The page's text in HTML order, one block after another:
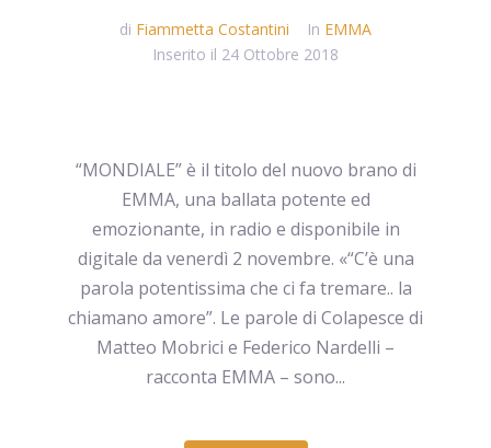
di Fiammetta Costantini In EMMA
Inserito il 24 Ottobre 2018
“MONDIALE” è il titolo del nuovo brano di
EMMA, una ballata potente ed
emozionante, in radio e disponibile in
digitale da venerdì 2 novembre. «“C’è una
parola potentissima che ci fa tremare.. la
chiamano amore”. Le parole di Colapesce di
Matteo Mobrici e Federico Nardelli –
racconta EMMA – sono...